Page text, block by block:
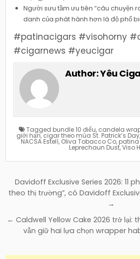
Người sưu tầm ưu tiên “câu chuyện
danh của phát hành hơn là độ phổ
#patinacigars #visohorny
#cigarnews #yeucigar
Author:Yêu
Tagged bundle 10 điếu, candela
giới hạn,cigar theo mùa St. Patrick’s Day,
NACSA Estelí, Oliva Tobacco Co,
Leprechaun Dust,Viso
Điều
hướng
viết
Davidoff Exclusive Series 2026: 11
theo thị trường”, có Davidoff
→
← Caldwell Yellow Cake 2026 trở lại:
vẫn giữ hai lựa chọn wrapper